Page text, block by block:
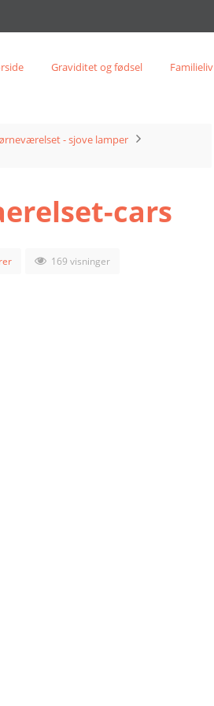
Graviditet og fødsel Familieliv
- sjove lamper
cars
169 visninger